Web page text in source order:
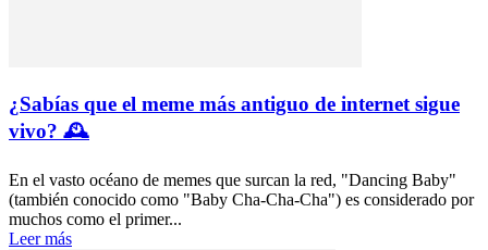
¿Sabías que el meme más antiguo de internet sigue
vivo? 🕰️
En el vasto océano de memes que surcan la red, "Dancing Baby"
(también conocido como "Baby Cha-Cha-Cha") es considerado por
muchos como el primer...
Leer más